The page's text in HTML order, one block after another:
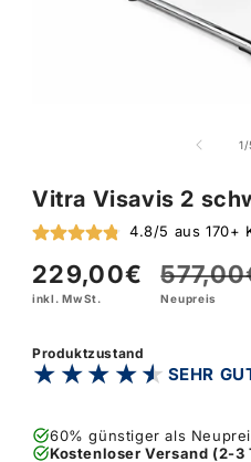
1/
Vitra Visavis 2
4.8/5 aus 170+
Verkaufspreis
229,00€
inkl. MwSt. Neupreis
Produktzustand
★★★★★
★★★★★ SEHR
60% günstiger als
Kostenloser Versand (2-3